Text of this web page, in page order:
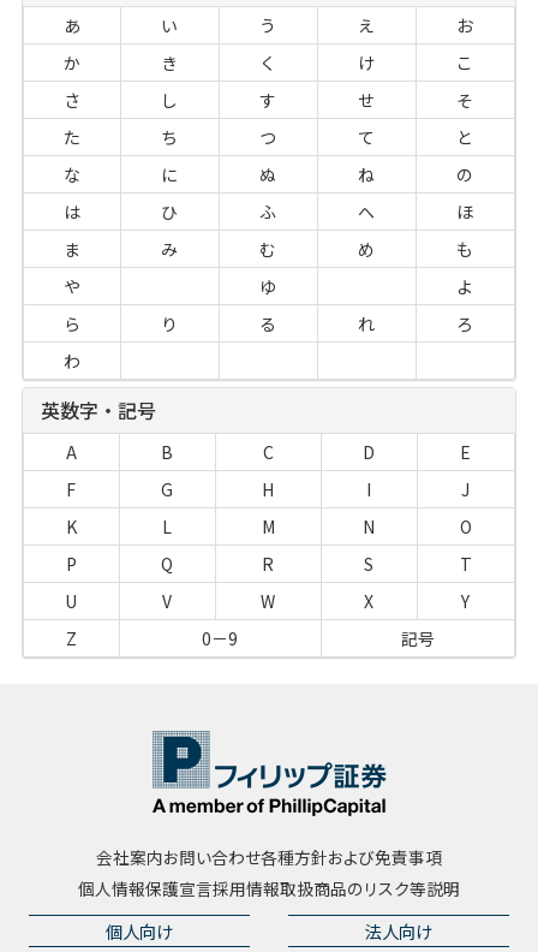
あ い う え
お
か
き く け
こ
さ
し す せ
そ
た
ち つ て
と
な
に ぬ ね
の
は
ひ ふ へ
ほ
ま
み む め
も
や
ゆ
よ
ら
り る れ
ろ
わ
英数字・記号
A B C D
E
F
G H I
J
K
L M N
O
P
Q R S
T
U
V W X
Y
Z
0－9 記号
会社案内お問い合わせ各種方針および免責事項
個人情報保護宣言採用情報取扱商品のリスク等説明
個人向け 法人向け